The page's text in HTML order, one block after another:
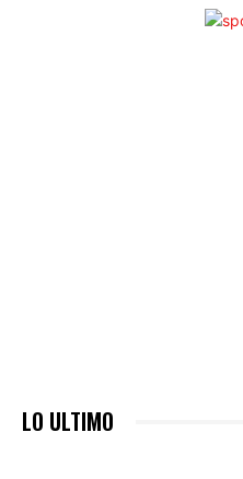
LO ULTIMO